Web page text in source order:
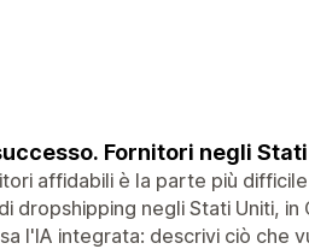
Fornitori negli Stati
affidabili è la parte più
negli Stati Uniti, in
l'IA integrata: descrivi ciò che